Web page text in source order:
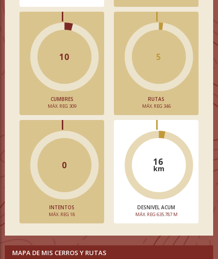
10
CUMBRES
MÁX. REG 309
5
RUTAS
MÁX. REG 346
0
INTENTOS
MÁX. REG 18
16
km
DESNIVEL ACUM
MÁX. REG 635.787 M
MAPA DE MIS CERROS Y RUTAS